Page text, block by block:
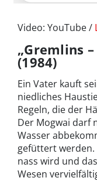
Video: YouTube /
„Gremlins
(1984)
Ein Vater kauft
niedliches
Regeln, die der
Der Mogwai darf
Wasser
gefüttert werden.
nass wird und
Wesen